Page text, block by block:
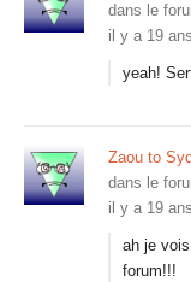
dans le
il y a 19 ans
yeah!
Zaou to
dans le
il y a 19 ans
ah je
forum!!!